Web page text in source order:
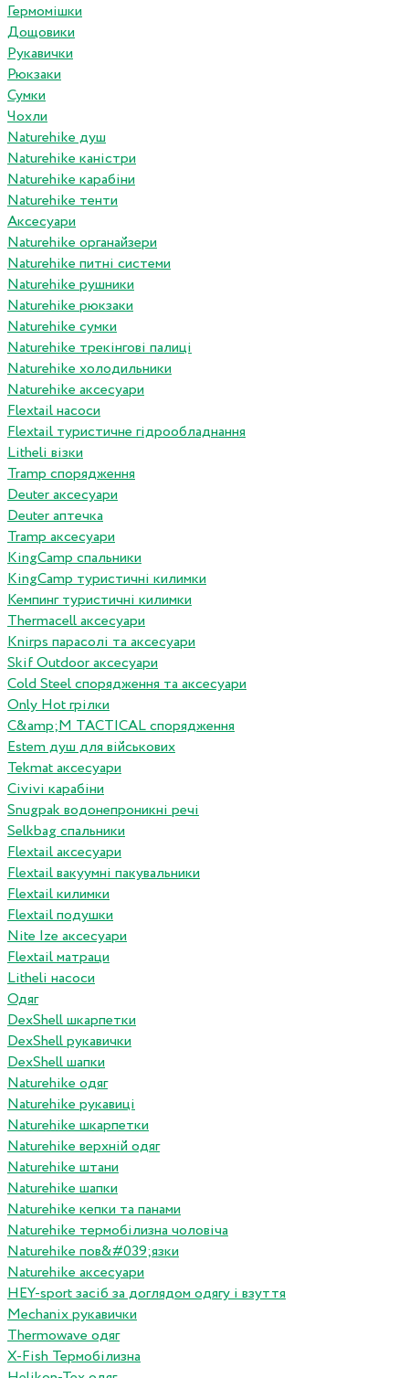
Гермомішки
Дощовики
Рукавички
Рюкзаки
Сумки
Чохли
Naturehike душ
Naturehike каністри
Naturehike карабіни
Naturehike тенти
Аксесуари
Naturehike органайзери
Naturehike питні системи
Naturehike рушники
Naturehike рюкзаки
Naturehike сумки
Naturehike трекінгові палиці
Naturehike холодильники
Naturehike аксесуари
Flextail насоси
Flextail туристичне гідрообладнання
Litheli візки
Tramp спорядження
Deuter аксесуари
Deuter аптечка
Tramp аксесуари
KingCamp спальники
KingCamp туристичні килимки
Кемпинг туристичні килимки
Thermacell аксесуари
Knirps парасолі та аксесуари
Skif Outdoor аксесуари
Cold Steel спорядження та аксесуари
Only Hot грілки
C&amp;M TACTICAL спорядження
Estem душ для військових
Tekmat аксесуари
Сivivi карабіни
Snugpak водонепроникні речі
Selkbag спальники
Flextail аксесуари
Flextail вакуумні пакувальники
Flextail килимки
Flextail подушки
Nite Ize аксесуари
Flextail матраци
Litheli насоси
Одяг
DexShell шкарпетки
DexShell рукавички
DexShell шапки
Naturehike одяг
Naturehike рукавиці
Naturehike шкарпетки
Naturehike верхній одяг
Naturehike штани
Naturehike шапки
Naturehike кепки та панами
Naturehike термобілизна чоловіча
Naturehike пов&#039;язки
Naturehike аксесуари
HEY-sport засіб за доглядом одягу і взуття
Mechanix рукавички
Thermowave одяг
X-Fish Термобілизна